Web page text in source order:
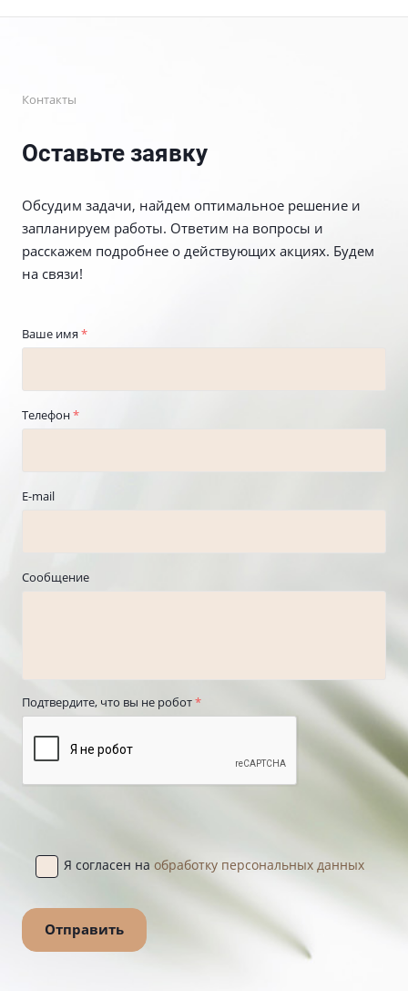
Контакты
Оставьте заявку
Обсудим задачи, найдем оптимальное решение и
запланируем работы. Ответим на вопросы и
расскажем подробнее о действующих акциях. Будем
на связи!
Ваше имя *
Телефон*
E-mail
Сообщение
Подтвердите, что вы не робот*
Я согласен на обработку персональных данных